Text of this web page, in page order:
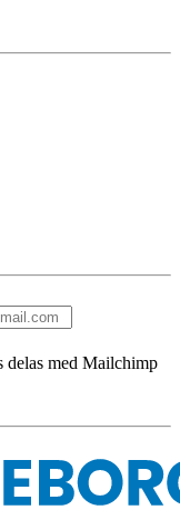
delas med Mailchimp